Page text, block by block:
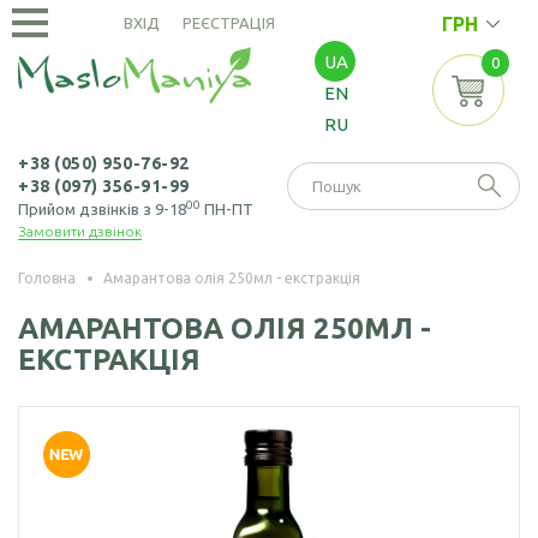
ВХІД РЕЄСТРАЦІЯ ГРН
UA
EN
RU
+38 (050) 950-76-92
+38 (097) 356-91-99
Прийом дзвінків з 9-1800 ПН-ПТ
Замовити дзвінок
0
ОЛІЇ
ХОЛОДНОГО
Амарантова олія
Арахісова олія
кісточок олія
Віноградних
кісточок олія
Волоського горіха
олія
ОЛІЇ
ЕКСТРАКЦІЙНІ
Амарантова олія
олія
БОРОШНО
Борошно
амарантове
виноградних
кісточок
Борошно гірчичне
НАСІННЯ
Насіння коноплі
Насіння кунжуту
Головна Амарантова олія 250мл - екстракція
АМАРАНТОВА ОЛІЯ 250МЛ -
ЕКСТРАКЦІЯ